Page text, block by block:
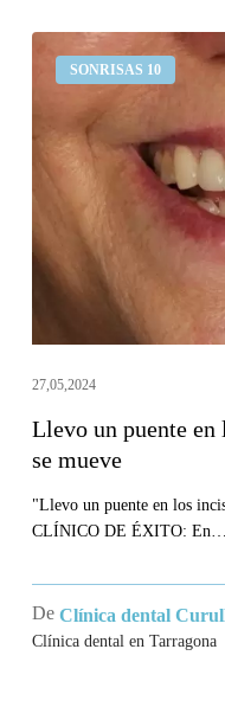
SONRISAS 10
puente
los
incisivos
superiores
mueve
27,05,2024
Llevo un puente
se mueve
"Llevo un puente en los
CLÍNICO DE ÉXITO: En…
De Clínica dental
Clínica dental en Tarragona